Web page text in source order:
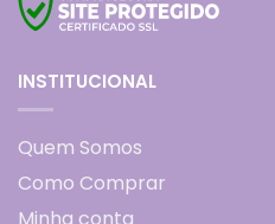
INSTITUCIONAL
Quem Somos
Como Comprar